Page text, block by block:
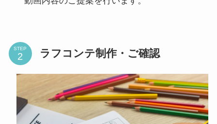
STEP ラフコンテ制作・ご確認